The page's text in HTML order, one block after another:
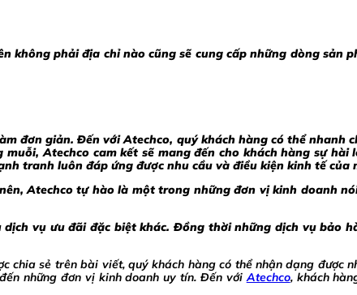
phải địa chỉ nào cũng sẽ cung cấp những dòng sản
đơn giản. Đến với Atechco, quý khách hàng có thể nhanh
Atechco cam kết sẽ mang đến cho khách hàng sự
tranh luôn đáp ứng được nhu cầu và điều kiện kinh tế của
Atechco tự hào là một trong những đơn vị kinh doanh
vụ ưu đãi đặc biệt khác. Đồng thời những dịch vụ bảo
sẻ trên bài viết, quý khách hàng có thể nhận dạng được
những đơn vị kinh doanh uy tín. Đến vớiAtechco, khách